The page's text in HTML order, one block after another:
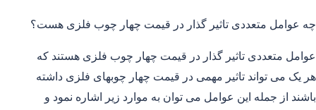
چه عوامل متعددی تاثیر گذار در قیمت چهار چوب فلزی هست؟
عوامل متعددی تاثیر گذار در قیمت چهار چوب فلزی هستند که
هر یک می تواند تاثیر مهمی در قیمت چهار چوبهای فلزی داشته
باشند از جمله این عوامل می توان به موارد زیر اشاره نمود و